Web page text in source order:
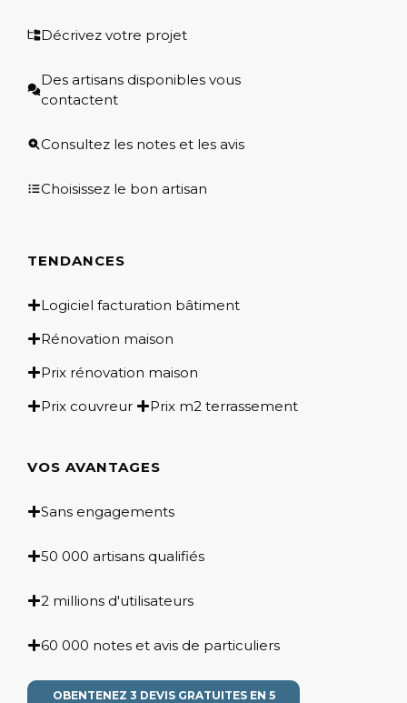
Décrivez votre projet
Des artisans disponibles vous
contactent
Consultez les notes et les avis
Choisissez le bon artisan
TENDANCES
Logiciel facturation bâtiment
Rénovation maison
Prix rénovation maison
Prix couvreur
Prix m2 terrassement
VOS AVANTAGES
Sans engagements
50 000 artisans qualifiés
2 millions d'utilisateurs
60 000 notes et avis de particuliers
OBENTENEZ 3 DEVIS GRATUITES EN 5